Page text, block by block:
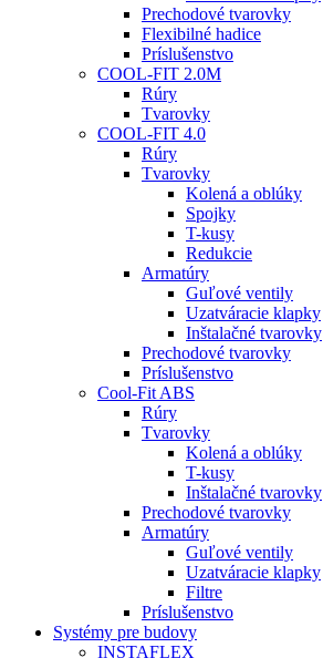
Prechodové tvarovky
Flexibilné hadice
Príslušenstvo
COOL-FIT 2.0M
Rúry
Tvarovky
COOL-FIT 4.0
Rúry
Tvarovky
Kolená a oblúky
Spojky
T-kusy
Redukcie
Armatúry
Guľové ventily
Uzatváracie klapky
Inštalačné tvarovky
Prechodové tvarovky
Príslušenstvo
Cool-Fit ABS
Rúry
Tvarovky
Kolená a oblúky
T-kusy
Inštalačné tvarovky
Prechodové tvarovky
Armatúry
Guľové ventily
Uzatváracie klapky
Filtre
Príslušenstvo
Systémy pre budovy
INSTAFLEX